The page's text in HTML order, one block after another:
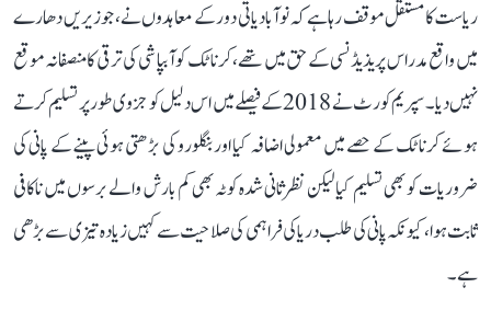
ریاست کا مستقل موقف رہا ہے کہ نوآبادیاتی دور کے معاہدوں نے، جو زیریں دھارے
میں واقع مدراس پریذیڈنسی کے حق میں تھے، کرناٹک کو آبپاشی کی ترقی کا منصفانہ موقع
نہیں دیا۔ سپریم کورٹ نے 2018 کے فیصلے میں اس دلیل کو جزوی طور پر تسلیم کرتے
ہوئے کرناٹک کے حصے میں معمولی اضافہ کیا اور بنگلورو کی بڑھتی ہوئی پینے کے پانی کی
ضروریات کو بھی تسلیم کیا لیکن نظرثانی شدہ کوٹہ بھی کم بارش والے برسوں میں ناکافی
ثابت ہوا، کیونکہ پانی کی طلب دریا کی فراہمی کی صلاحیت سے کہیں زیادہ تیزی سے بڑھی
ہے۔